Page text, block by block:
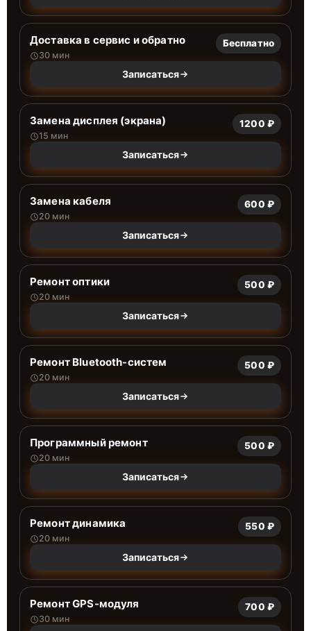
Доставка в сервис и обратно
30 мин
Бесплатно
Записаться
Замена дисплея (экрана)
15 мин
1200 ₽
Записаться
Замена кабеля
20 мин
600 ₽
Записаться
Ремонт оптики
20 мин
500 ₽
Записаться
Ремонт Bluetooth-систем
20 мин
500 ₽
Записаться
Программный ремонт
20 мин
500 ₽
Записаться
Ремонт динамика
20 мин
550 ₽
Записаться
Ремонт GPS-модуля
30 мин
700 ₽